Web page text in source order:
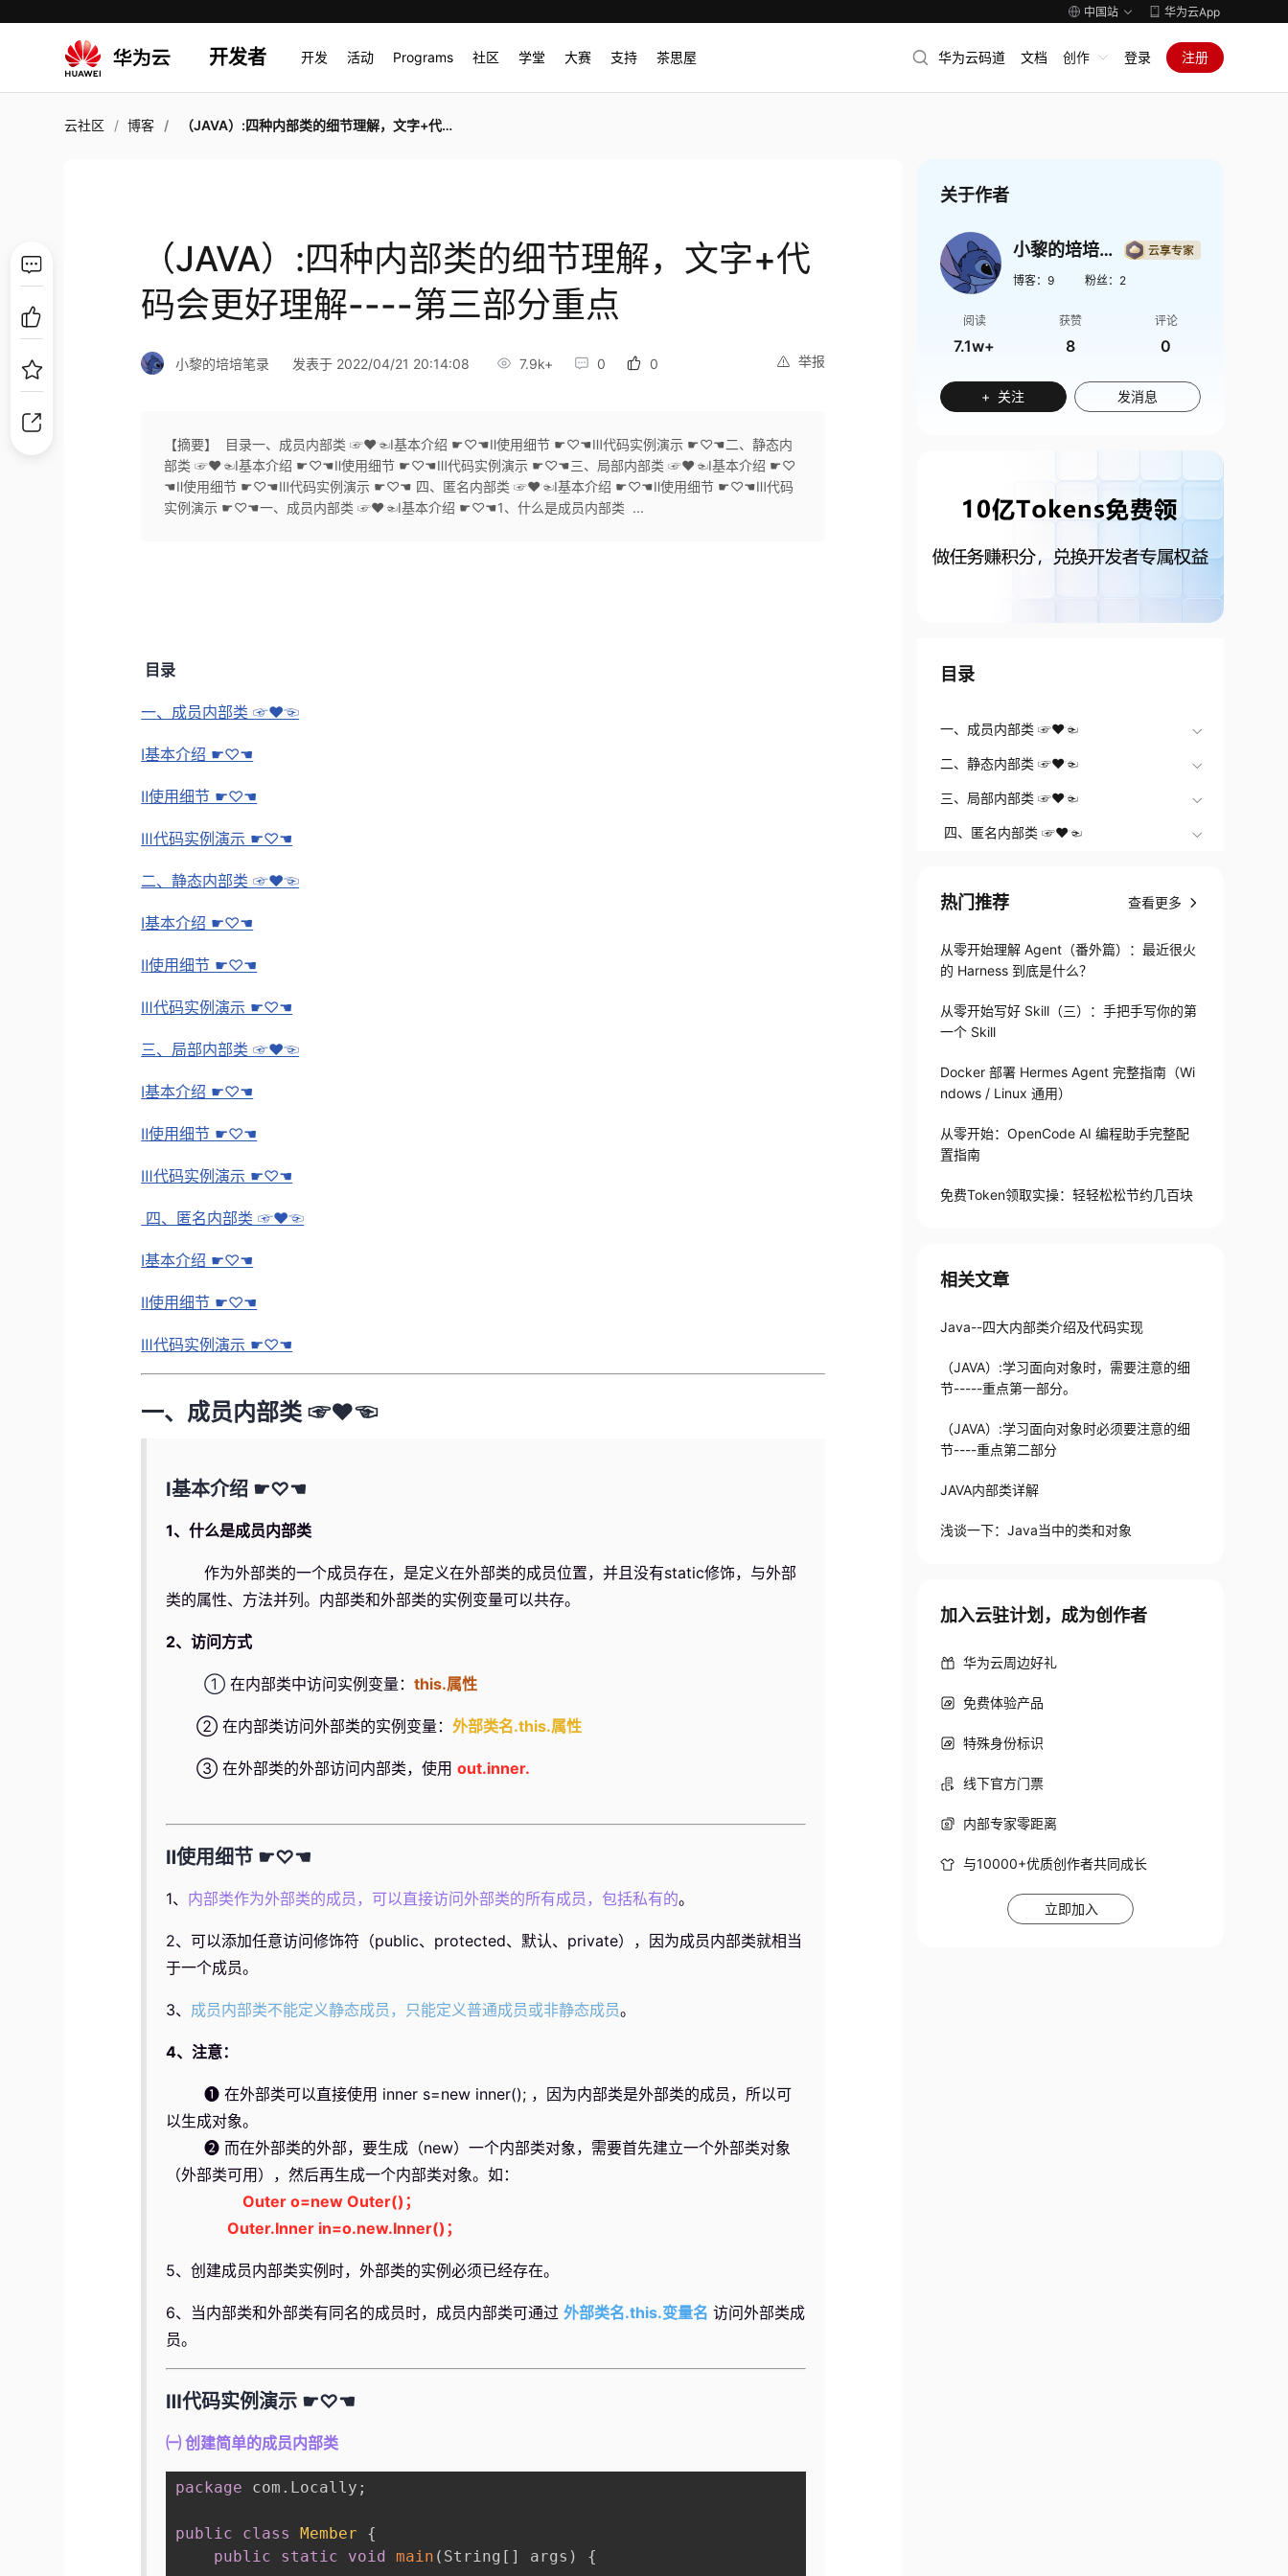
中国站 华为云App
开发者 开发 活动 Programs 社区 学堂 大赛 支持 茶思屋 华为云码道 文档 创作 登录 注册
云社区 博客 （JAVA）:四种内部类的细节理解，文字+代码会更好理解----第三部分重点
（JAVA）:四种内部类的细节理解，文字+代
码会更好理解----第三部分重点
举报
小黎的培培笔录 发表于 2022/04/21 20:14:08 7.9k+ 0 0
【摘要】 ​ 目录一、成员内部类 ☞♥☜Ⅰ基本介绍 ☛♡☚Ⅱ使用细节 ☛♡☚Ⅲ代码实例演示 ☛♡☚二、静态内
部类 ☞♥☜Ⅰ基本介绍 ☛♡☚Ⅱ使用细节 ☛♡☚Ⅲ代码实例演示 ☛♡☚三、局部内部类 ☞♥☜Ⅰ基本介绍 ☛♡
☚Ⅱ使用细节 ☛♡☚Ⅲ代码实例演示 ☛♡☚ 四、匿名内部类 ☞♥☜Ⅰ基本介绍 ☛♡☚Ⅱ使用细节 ☛♡☚Ⅲ代码
实例演示 ☛♡☚一、成员内部类 ☞♥☜Ⅰ基本介绍 ☛♡☚1、什么是成员内部类 ...
目录
一、成员内部类 ☞♥☜
Ⅰ基本介绍 ☛♡☚
Ⅱ使用细节 ☛♡☚
Ⅲ代码实例演示 ☛♡☚
二、静态内部类 ☞♥☜
Ⅰ基本介绍 ☛♡☚
Ⅱ使用细节 ☛♡☚
Ⅲ代码实例演示 ☛♡☚
三、局部内部类 ☞♥☜
Ⅰ基本介绍 ☛♡☚
Ⅱ使用细节 ☛♡☚
Ⅲ代码实例演示 ☛♡☚
四、匿名内部类 ☞♥☜
Ⅰ基本介绍 ☛♡☚
Ⅱ使用细节 ☛♡☚
Ⅲ代码实例演示 ☛♡☚
一、成员内部类 ☞♥☜
Ⅰ基本介绍 ☛♡☚
1、什么是成员内部类
作为外部类的一个成员存在，是定义在外部类的成员位置，并且没有static修饰，与外部
类的属性、方法并列。内部类和外部类的实例变量可以共存。
2、访问方式
①在内部类中访问实例变量：this.属性
② 在内部类访问外部类的实例变量：外部类名.this.属性
③ 在外部类的外部访问内部类，使用out.inner.
Ⅱ使用细节 ☛♡☚
1、 内部类作为外部类的成员，可以直接访问外部类的所有成员，包括私有的。
2、可以添加任意访问修饰符（public、protected、默认、private），因为成员内部类就相当
于一个成员。
3、 成员内部类不能定义静态成员，只能定义普通成员或非静态成员。
4、注意：
❶ 在外部类可以直接使用 inner s=new inner(); ，因为内部类是外部类的成员，所以可
以生成对象。
❷ 而在外部类的外部，要生成（new）一个内部类对象，需要首先建立一个外部类对象
（外部类可用），然后再生成一个内部类对象。如：
Outer o=new Outer()；
Outer.Inner in=o.new.Inner()；
5、创建成员内部类实例时，外部类的实例必须已经存在。
6、当内部类和外部类有同名的成员时，成员内部类可通过外部类名.this.变量名 访问外部类成
员。
Ⅲ代码实例演示 ☛♡☚
㈠ 创建简单的成员内部类
package com . Locally ;
public class Member
{
public
static void main ( String [ ] args ) {
关于作者
小黎的培培笔录
博客： 9 粉丝： 2
阅读
7.1w+
获赞
8
评论
0
+ 关注 发消息
目录
一、成员内部类 ☞♥☜
二、静态内部类 ☞♥☜
三、局部内部类 ☞♥☜
四、匿名内部类 ☞♥☜
热门推荐 查看更多
从零开始理解 Agent（番外篇）：最近很火
的 Harness 到底是什么？
从零开始写好 Skill（三）：手把手写你的第
一个 Skill
Docker 部署 Hermes Agent 完整指南（Wi
ndows / Linux 通用）
从零开始：OpenCode AI 编程助手完整配
置指南
免费Token领取实操：轻轻松松节约几百块
相关文章
Java--四大内部类介绍及代码实现
（JAVA）:学习面向对象时，需要注意的细
节-----重点第一部分。
（JAVA）:学习面向对象时必须要注意的细
节----重点第二部分
JAVA内部类详解
浅谈一下：Java当中的类和对象
加入云驻计划，成为创作者
华为云周边好礼
免费体验产品
特殊身份标识
线下官方门票
内部专家零距离
与10000+优质创作者共同成长
立即加入